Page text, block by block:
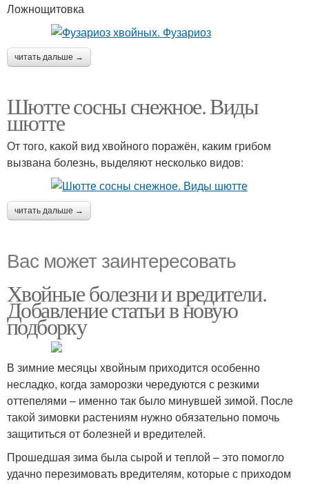
Ложнощитовка
читать дальше →
Шютте сосны снежное. Виды
шютте
От того, какой вид хвойного поражён, каким грибом
вызвана болезнь, выделяют несколько видов:
читать дальше →
Вас может заинтересовать
Хвойные болезни и вредители.
Добавление статьи в новую
подборку
В зимние месяцы хвойным приходится особенно
несладко, когда заморозки чередуются с резкими
оттепелями – именно так было минувшей зимой. После
такой зимовки растениям нужно обязательно помочь
защититься от болезней и вредителей.
Прошедшая зима была сырой и теплой – это помогло
удачно перезимовать вредителям, которые с приходом